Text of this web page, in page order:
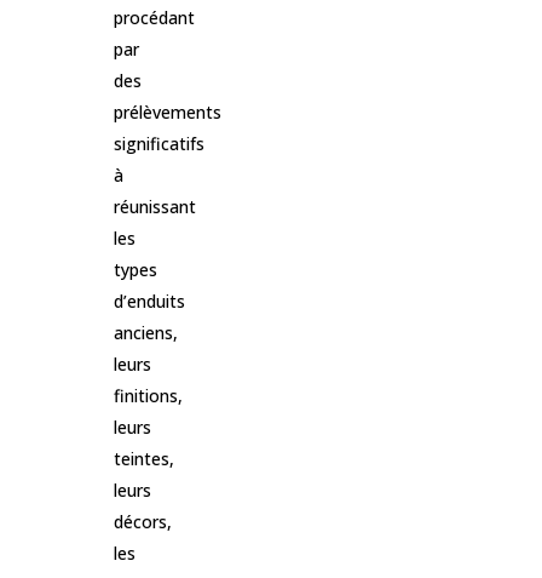
procédant
par
des
prélèvements
significatifs
à
réunissant
les
types
d’enduits
anciens,
leurs
finitions,
leurs
teintes,
leurs
décors,
les